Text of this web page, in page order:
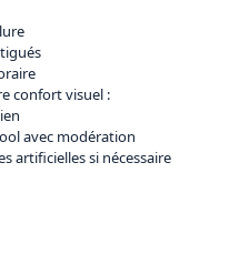
confort visuel :
avec modération
artificielles si nécessaire